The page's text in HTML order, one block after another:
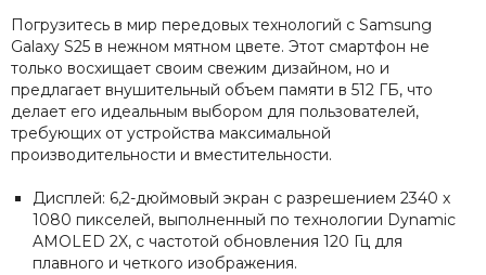
Погрузитесь в мир передовых технологий с Samsung
Galaxy S25 в нежном мятном цвете. Этот смартфон не
только восхищает своим свежим дизайном, но и
предлагает внушительный объем памяти в 512 ГБ, что
делает его идеальным выбором для пользователей,
требующих от устройства максимальной
производительности и вместительности.
Дисплей: 6,2-дюймовый экран с разрешением 2340 x
1080 пикселей, выполненный по технологии Dynamic
AMOLED 2X, с частотой обновления 120 Гц для
плавного и четкого изображения.